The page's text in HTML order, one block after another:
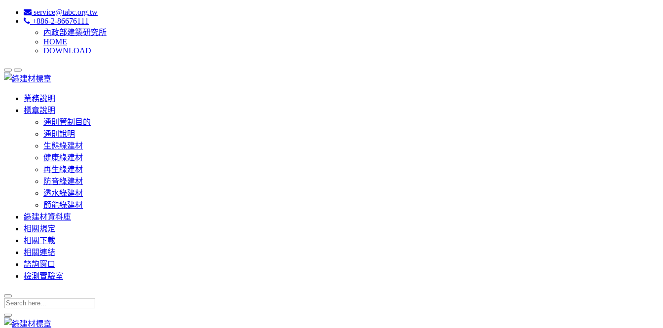
service@tabc.org.tw
+886-2-86676111
內政部建築研究所
HOME
DOWNLOAD
業務說明
標章說明
通則管制目的
通則說明
生態綠建材
健康綠建材
再生綠建材
防音綠建材
透水綠建材
節能綠建材
綠建材資料庫
相關規定
相關下載
相關連結
諮詢窗口
檢測實驗室